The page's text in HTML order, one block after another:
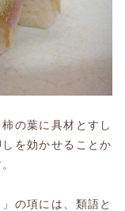
の葉に具材とすし
を効かせることか
の項には、類語と